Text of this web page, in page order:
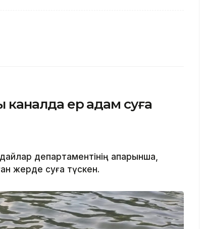
ер адам суға
департаментінің ақпарынша,
жерде суға түскен.